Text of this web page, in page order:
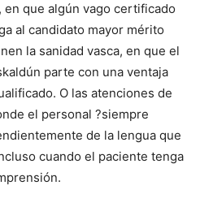
que algún vago certificado
al candidato mayor mérito
la sanidad vasca, en que el
parte con una ventaja
O las atenciones de
el personal ?siempre
de la lengua que
cuando el paciente tenga